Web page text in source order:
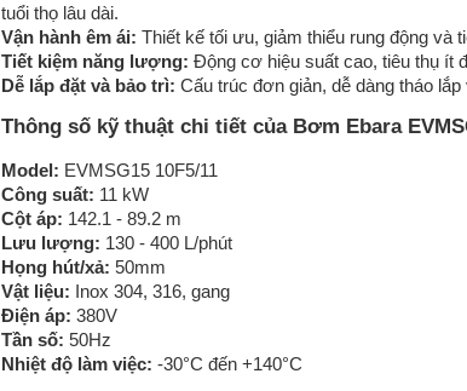
BƠM EBARA EVMSG BƠM EBARA CD
BƠM EBARA CVM
tuổi thọ lâu dài.
Vận hành êm ái: Thiết kế tối ưu, giảm thiểu rung động và
Tiết kiệm năng lượng: Động cơ hiệu suất cao, tiêu thụ ít
Dễ lắp đặt và bảo trì: Cấu trúc đơn giản, dễ dàng tháo lắp
Thông số kỹ thuật chi tiết của Bơm Ebara
Model: EVMSG15 10F5/11
Công suất: 11 kW
Cột áp: 142.1 - 89.2 m
Lưu lượng: 130 - 400 L/phút
Họng hút/xả: 50mm
Vật liệu: Inox 304, 316, gang
Điện áp: 380V
Tần số: 50Hz
Nhiệt độ làm việc: -30°C đến +140°C